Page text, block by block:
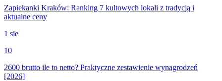
Zapiekanki Kraków: Ranking 7 kultowych lokali z tradycją i
aktualne ceny
1 sie
10
2600 brutto ile to netto? Praktyczne zestawienie wynagrodzeń
[2026]